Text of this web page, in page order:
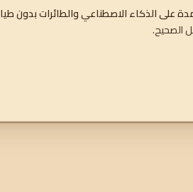
على الذكاء الاصطناعي والطائرات بدون